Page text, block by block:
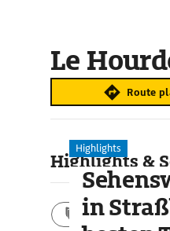
Le
Route
Highlights &
Aktivitäten
Highlights
in